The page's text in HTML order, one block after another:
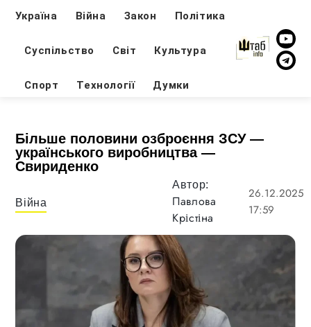
Україна Війна Закон Політика
Суспільство Світ Культура
Спорт Технології Думки
Більше половини озброєння ЗСУ —
українського виробництва —
Свириденко
Війна
Автор:
Павлова
Крістіна
26.12.2025
17:59